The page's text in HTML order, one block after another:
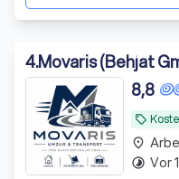
4.Movaris (Behjat
local_offer
8,8
place
timelapse Vor